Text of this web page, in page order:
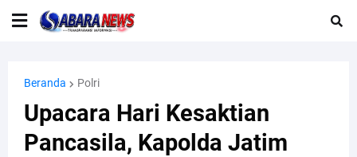
Beranda Polri
Upacara Hari Kesaktian
Pancasila, Kapolda Jatim